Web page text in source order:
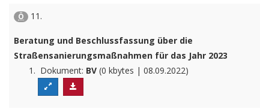
Ö 11.
Beratung und Beschlussfassung über die
Straßensanierungsmaßnahmen für das Jahr 2023
Dokument: BV (0 kbytes | 08.09.2022)